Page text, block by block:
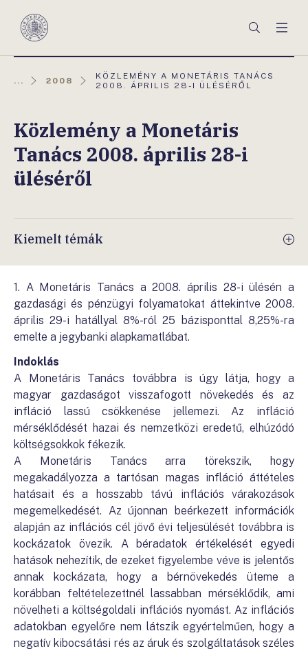
Magyar
Keresés
... 2008
AKTUÁLIS
OLDAL:
KÖZLEMÉNY A MONETÁRIS TANÁCS
2008. ÁPRILIS 28-I ÜLÉSÉRŐL
Közlemény a Monetáris
Tanács 2008. április 28-i
üléséről
Kiemelt témák
1. A Monetáris Tanács a 2008. április 28-i ülésén a
gazdasági és pénzügyi folyamatokat áttekintve 2008.
április 29-i hatállyal 8%-ról 25 bázisponttal 8,25%-ra
emelte a jegybanki alapkamatlábat.
Indoklás
A Monetáris Tanács továbbra is úgy látja, hogy a
magyar gazdaságot visszafogott növekedés és az
infláció lassú csökkenése jellemezi. Az infláció
mérséklődését hazai és nemzetközi eredetű, elhúzódó
költségsokkok fékezik.
A Monetáris Tanács arra törekszik, hogy
megakadályozza a tartósan magas infláció áttételes
hatásait és a hosszabb távú inflációs várakozások
megemelkedését. Az újonnan beérkezett információk
alapján az inflációs cél jövő évi teljesülését továbbra is
kockázatok övezik. A béradatok értékelését egyedi
hatások nehezítik, de ezeket figyelembe véve is jelentős
annak kockázata, hogy a bérnövekedés üteme a
korábban feltételezettnél lassabban mérséklődik, ami
növelheti a költségoldali inflációs nyomást. Az inflációs
adatokban egyelőre nem látszik egyértelműen, hogy a
negatív kibocsátási rés az áruk és szolgáltatások széles